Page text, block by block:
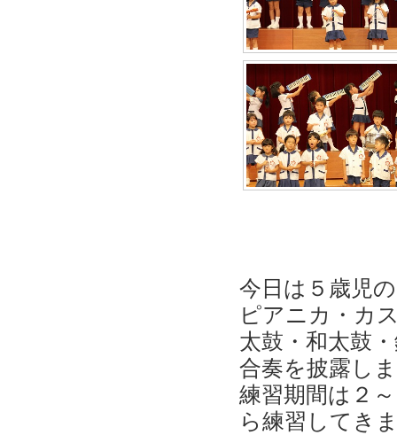
今日は５歳児
ピアニカ・カ
太鼓・和太鼓
合奏を披露し
練習期間は２
ら練習してき